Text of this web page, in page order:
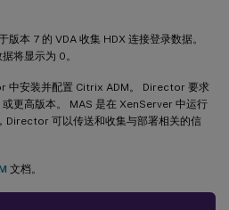
版本 7 的 VDA 收集 HDX 连接登录数据。
将显示为 0。
中安装并配置 Citrix ADM。 Director 要求
更高版本。 MAS 是在 XenServer 中运行
Director 可以传送和收集与部署相关的信
文档。